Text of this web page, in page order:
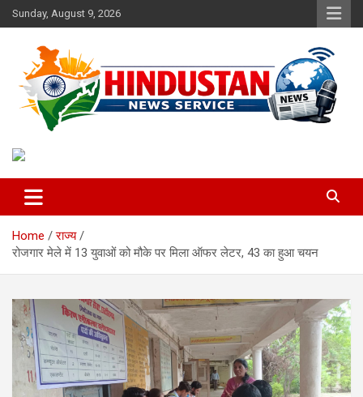
Skip
to
Sunday, August 9, 2026
Hindustan News Service
Home
राज्य
रोजगार मेले में 13 युवाओं को मौके पर मिला ऑफर लेटर, 43 का हुआ चयन